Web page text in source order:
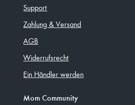
Support
Zahlung & Versand
AGB
Widerrufsrecht
Ein Händler werden
Mom Community